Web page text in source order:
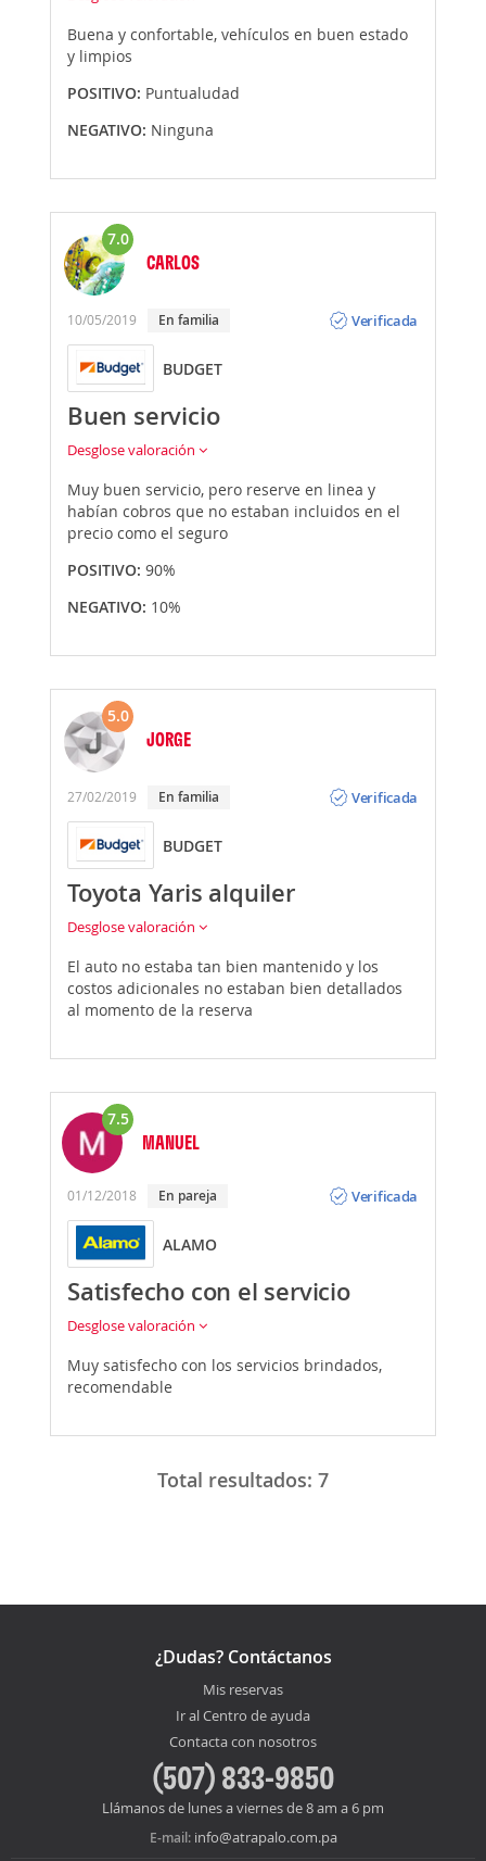
Buena y confortable, vehículos en buen estado
y limpios
POSITIVO: Puntualudad
NEGATIVO: Ninguna
7.0
CARLOS
10/05/2019 En familia
Verificada
BUDGET
Buen servicio
Desglose valoración
Muy buen servicio, pero reserve en linea y
habían cobros que no estaban incluidos en el
precio como el seguro
POSITIVO: 90%
NEGATIVO: 10%
5.0
JORGE
27/02/2019 En familia
Verificada
BUDGET
Toyota Yaris alquiler
Desglose valoración
El auto no estaba tan bien mantenido y los
costos adicionales no estaban bien detallados
al momento de la reserva
7.5
MANUEL
01/12/2018 En pareja
Verificada
ALAMO
Satisfecho con el servicio
Desglose valoración
Muy satisfecho con los servicios brindados,
recomendable
Total resultados: 7
¿Dudas? Contáctanos
Mis reservas
Ir al Centro de ayuda
Contacta con nosotros
(507) 833-9850
Llámanos de lunes a viernes de 8 am a 6 pm
E-mail: info@atrapalo.com.pa